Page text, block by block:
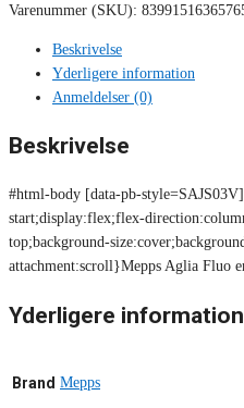
Varenummer (SKU):
Beskrivelse
Yderligere information
Anmeldelser (0)
Beskrivelse
#html-body [data-pb-
start;display:flex;flex-
top;background-
attachment:scroll}Mepps Aglia Fluo
Yderligere information
Brand Mepps